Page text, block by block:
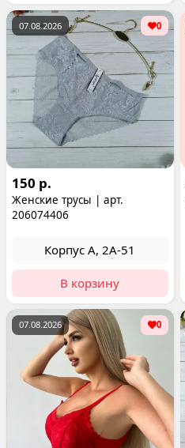
07.08.2026 0
150 р.
Женские трусы | арт.
206074406
Корпус А, 2А-51
В корзину
07.08.2026 0